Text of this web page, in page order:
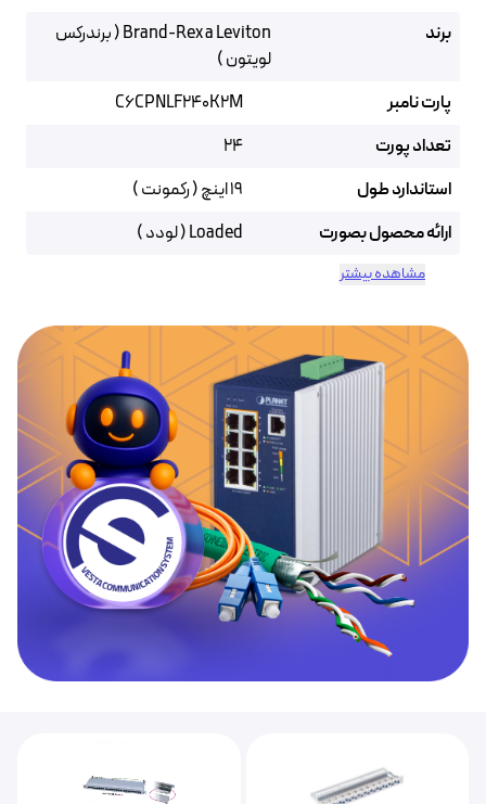
برند
Brand-Rex a Leviton ( برندرکس
لویتون )
پارت نامبر
C6CPNLF240K2M
تعداد پورت
24
استاندارد طول
19 اینچ ( رکمونت )
ارائه محصول بصورت
Loaded ( لودد )
مشاهده بیشتر